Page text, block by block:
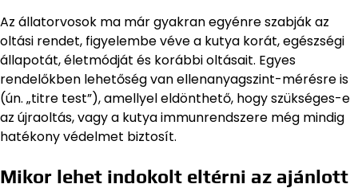
Az állatorvosok ma már gyakran egyénre szabják az
oltási rendet, figyelembe véve a kutya korát, egészségi
állapotát, életmódját és korábbi oltásait. Egyes
rendelőkben lehetőség van ellenanyagszint-mérésre is
(ún. „titre test”), amellyel eldönthető, hogy szükséges-e
az újraoltás, vagy a kutya immunrendszere még mindig
hatékony védelmet biztosít.
Mikor lehet indokolt eltérni az ajánlott